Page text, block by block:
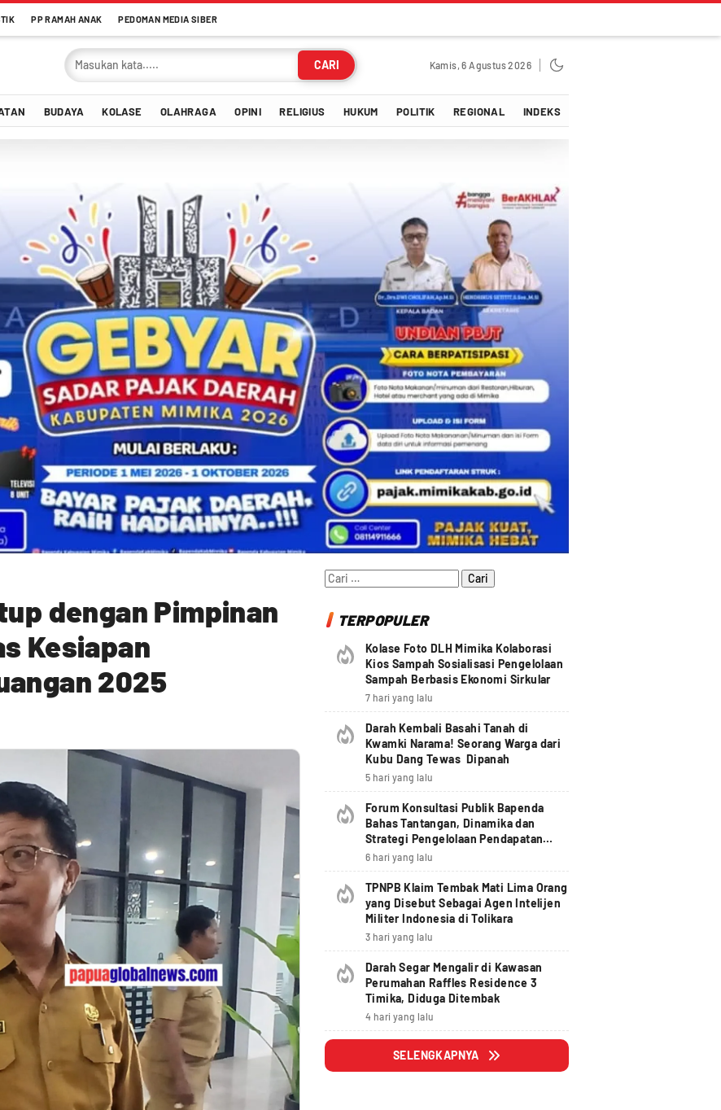
PP RAMAH ANAK PEDOMAN MEDIA SIBER
CARI Kamis, 6 Agustus 2026
BUDAYA KOLASE OLAHRAGA OPINI RELIGIUS HUKUM POLITIK REGIONAL INDEKS
dengan Pimpinan
Kesiapan
2025
Cari
untuk:
TERPOPULER
Kolase Foto DLH Mimika Kolaborasi
Kios Sampah Sosialisasi Pengelolaan
Sampah Berbasis Ekonomi Sirkular
7 hari yang lalu
Darah Kembali Basahi Tanah di
Kwamki Narama! Seorang Warga dari
Kubu Dang Tewas Dipanah
5 hari yang lalu
Forum Konsultasi Publik Bapenda
Bahas Tantangan, Dinamika dan
Strategi Pengelolaan Pendapatan
Daerah yang Akuntabel, Pruden dan
Berdampak
6 hari yang lalu
TPNPB Klaim Tembak Mati Lima Orang
yang Disebut Sebagai Agen Intelijen
Militer Indonesia di Tolikara
3 hari yang lalu
Darah Segar Mengalir di Kawasan
Perumahan Raffles Residence 3
Timika, Diduga Ditembak
4 hari yang lalu
SELENGKAPNYA